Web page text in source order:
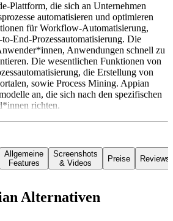
Plattform, die sich an Unternehmen
automatisieren und optimieren
für Workflow-Automatisierung,
to-End-Prozessautomatisierung. Die
Anwendungen schnell zu
Die wesentlichen Funktionen von
die Erstellung von
sowie Process Mining. Appian
an, die sich nach den spezifischen
richten.
Allgemeine
Features
Screenshots
& Videos
Preise Reviews
Alternativen